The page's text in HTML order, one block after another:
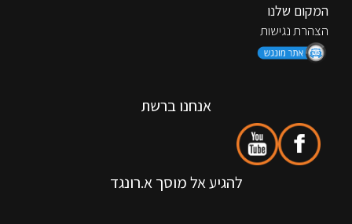
המקום שלנו
הצהרת נגישות
אנחנו ברשת
להגיע אל מוסך א.רונגד